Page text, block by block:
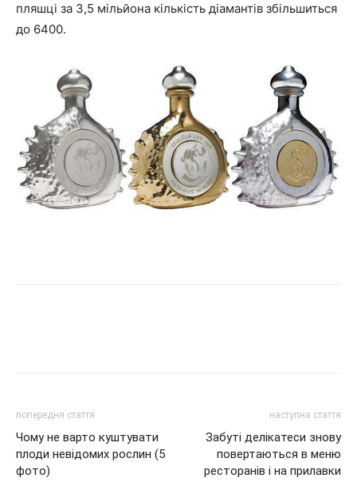
пляшці за 3,5 мільйона кількість діамантів збільшиться
до 6400.
попередня стаття
Чому не варто куштувати
плоди невідомих рослин (5
фото)
наступна стаття
Забуті делікатеси знову
повертаються в меню
ресторанів і на прилавки